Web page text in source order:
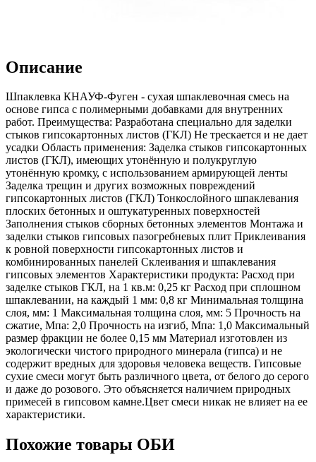
Описание
Шпаклевка КНАУФ-Фуген - сухая шпаклевочная смесь на
основе гипса с полимерными добавками для внутренних
работ. Преимущества: Разработана специально для заделки
стыков гипсокартонных листов (ГКЛ) Не трескается и не дает
усадки Область применения: Заделка стыков гипсокартонных
листов (ГКЛ), имеющих утонённую и полукруглую
утонённую кромку, с использованием армирующей ленты
Заделка трещин и других возможных повреждений
гипсокартонных листов (ГКЛ) Тонкослойного шпаклевания
плоских бетонных и оштукатуренных поверхностей
Заполнения стыков сборных бетонных элементов Монтажа и
заделки стыков гипсовых пазогребневых плит Приклеивания
к ровной поверхности гипсокартонных листов и
комбинированных панелей Склеивания и шпаклевания
гипсовых элементов Характеристики продукта: Расход при
заделке стыков ГКЛ, на 1 кв.м: 0,25 кг Расход при сплошном
шпаклевании, на каждый 1 мм: 0,8 кг Минимальная толщина
слоя, мм: 1 Максимальная толщина слоя, мм: 5 Прочность на
сжатие, Мпа: 2,0 Прочность на изгиб, Мпа: 1,0 Максимальный
размер фракции не более 0,15 мм Материал изготовлен из
экологически чистого природного минерала (гипса) и не
содержит вредных для здоровья человека веществ. Гипсовые
сухие смеси могут быть различного цвета, от белого до серого
и даже до розового. Это объясняется наличием природных
примесей в гипсовом камне.Цвет смеси никак не влияет на ее
характеристики.
Похожие товары ОБИ